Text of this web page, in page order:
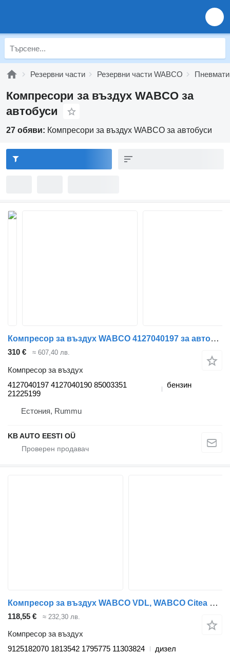
Резервни части Резервни части WABCO
Компресори за въздух WABCO за
автобуси
27 обяви: Компресори за въздух WABCO за автобуси
Компресор за въздух WABCO 4127040197 за автобус Volvo B6, B7, B9, B10, B12 (1978-2011)
310 € ≈ 607,40 лв.
Компресор за въздух
4127040197 4127040190 85003351
21225199
бензин
Естония, Rummu
KB AUTO EESTI OÜ
Компресор за въздух WABCO VDL, WABCO Citea XLE (01.12-) 9125182070 за автобус VDL Jonckheere Transit 2000 (2005-2013)
118,55 € ≈ 232,30 лв.
Компресор за въздух
9125182070 1813542 1795775 11303824
дизел